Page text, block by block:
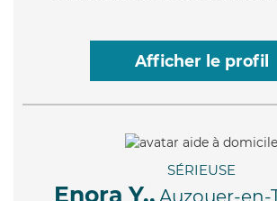
Afficher le profil
SÉRIEUSE
Enora Y., Auzouer-en-